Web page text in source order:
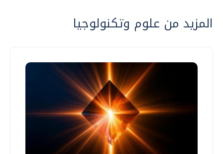
المزيد من علوم وتكنولوجيا